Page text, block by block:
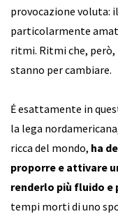
provocazione voluta:
particolarmente
ritmi. Ritmi che,
stanno per cambiare.
Ė esattamente in
la lega
ricca del mondo, ha
proporre e attivare
renderlo più fluido e
tempi morti di uno